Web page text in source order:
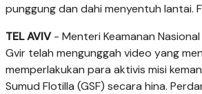
punggung dan dahi menyentuh lantai.
TEL AVIV- Menteri Keamanan Nasional
Gvir telah mengunggah video yang
memperlakukan para aktivis misi
Sumud Flotilla (GSF) secara hina.